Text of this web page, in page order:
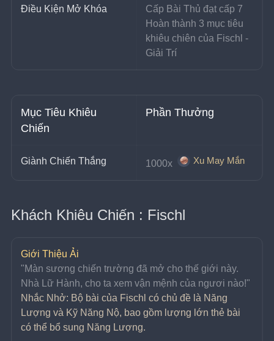
Điều Kiện Mở Khóa
Cấp Bài Thủ đạt cấp 7
Hoàn thành 3 mục tiêu
khiêu chiên của Fischl -
Giải Trí
Mục Tiêu Khiêu
Chiến
Phần Thưởng
Giành Chiến Thắng 1000x Xu May Mắn
Khách Khiêu Chiến : Fischl
Giới Thiệu Ải
"Màn sương chiến trường đã mở cho thế giới này.
Nhà Lữ Hành, cho ta xem vận mệnh của ngươi nào!"
Nhắc Nhở: Bộ bài của Fischl có chủ đề là Năng
Lượng và Kỹ Năng Nộ, bao gồm lượng lớn thẻ bài
có thể bổ sung Năng Lượng.